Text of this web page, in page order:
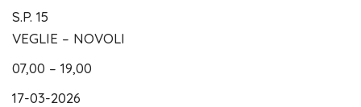
S.P. 15
VEGLIE – NOVOLI
07,00 – 19,00
17-03-2026